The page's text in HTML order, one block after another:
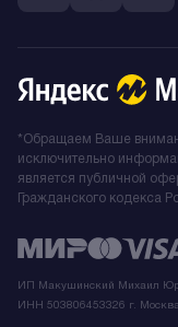
ИП Макушинский Михаил
ИНН 503806453326 г.
*Обращаем Ваше
исключительно
является публичной
Гражданского кодекса